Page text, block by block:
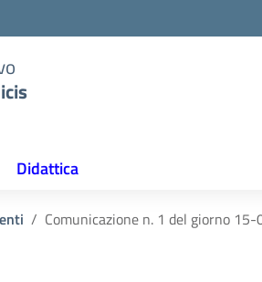
Didattica
Comunicazione n. 1 del giorno